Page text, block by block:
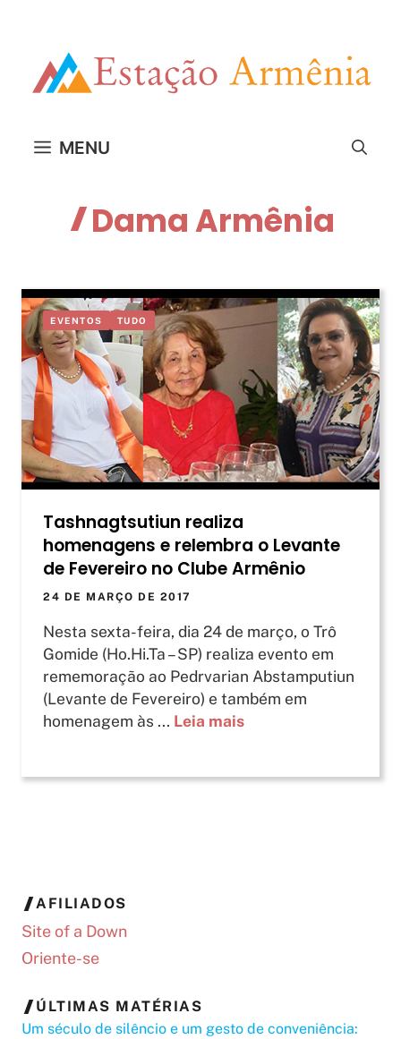
MENU
Dama Armênia
EVENTOS TUDO
Tashnagtsutiun realiza
homenagens e relembra o Levante
de Fevereiro no Clube Armênio
24 DE MARÇO DE 2017
Nesta sexta-feira, dia 24 de março, o Trô
Gomide (Ho.Hi.Ta – SP) realiza evento em
rememoração ao Pedrvarian Abstamputiun
(Levante de Fevereiro) e também em
homenagem às ... Leia mais
AFILIADOS
Site of a Down
Oriente-se
ÚLTIMAS MATÉRIAS
Um século de silêncio e um gesto de conveniência: